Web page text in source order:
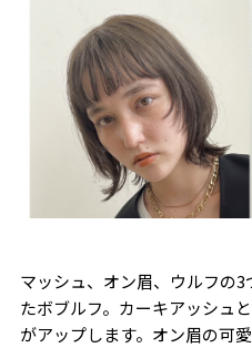
マッシュ、オン眉、ウルフの
たボブルフ。カーキアッシュ
がアップします。オン眉の可